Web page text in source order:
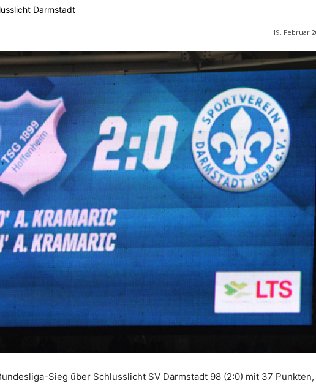
Darmstadt
19. Februar
Sieg über Schlusslicht SV Darmstadt 98 (2:0) mit 37 Punkten,